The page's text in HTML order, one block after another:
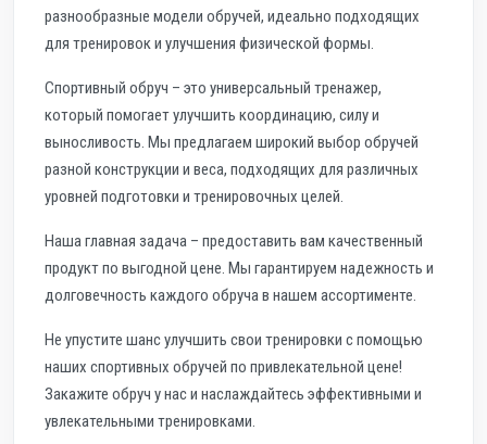
разнообразные модели обручей, идеально подходящих
для тренировок и улучшения физической формы.
Спортивный обруч – это универсальный тренажер,
который помогает улучшить координацию, силу и
выносливость. Мы предлагаем широкий выбор обручей
разной конструкции и веса, подходящих для различных
уровней подготовки и тренировочных целей.
Наша главная задача – предоставить вам качественный
продукт по выгодной цене. Мы гарантируем надежность и
долговечность каждого обруча в нашем ассортименте.
Не упустите шанс улучшить свои тренировки с помощью
наших спортивных обручей по привлекательной цене!
Закажите обруч у нас и наслаждайтесь эффективными и
увлекательными тренировками.